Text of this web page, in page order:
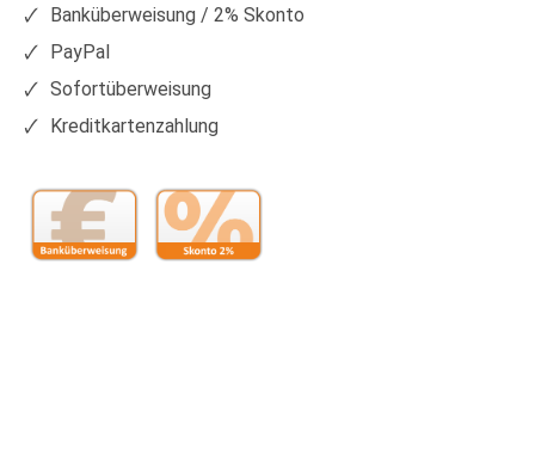
Banküberweisung / 2% Skonto
PayPal
Sofortüberweisung
Kreditkartenzahlung